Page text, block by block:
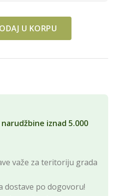
quantityU KORPU
iznad 5.000
važe za teritoriju grada
dostave po dogovoru!